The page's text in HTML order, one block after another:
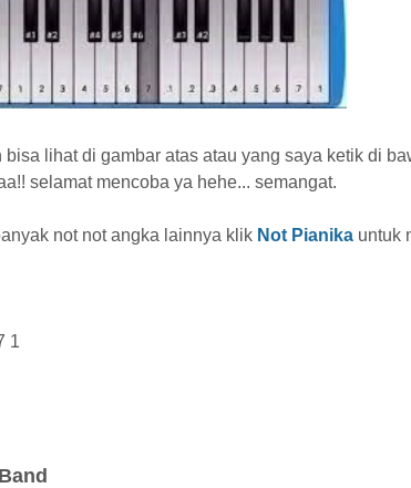
lihat di gambar atas atau yang saya ketik di
selamat mencoba ya hehe... semangat.
not not angka lainnya klik Not Pianika untuk
1